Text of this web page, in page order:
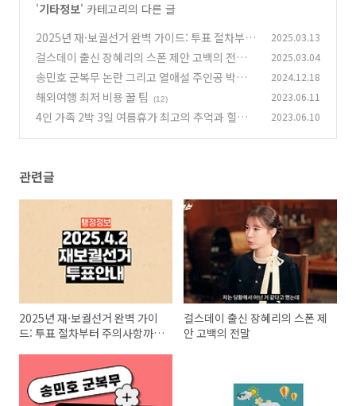
'기타정보' 카테고리의 다른 글
2025년 재·보궐선거 완벽 가이드: 투표 절차부
터 주의사항까지! (0)
2025.03.13
걸스데이 출신 장혜리의 스폰 제안 고백의 전말
(0)
2025.03.04
송민호 군복무 논란 그리고 열애설 주인공 박주현
동시 이슈 총정리
(3)
2024.12.18
해외여행 최저 비용 꿀 팁 (12) 2023.06.11
4인 가족 2박 3일 여름휴가 최고의 추억과 힐링
2023.06.10
관련글
2025년 재·보궐선거 완벽 가이
드: 투표 절차부터 주의사항까
걸스데이 출신 장혜리의 스폰 제
안 고백의 전말